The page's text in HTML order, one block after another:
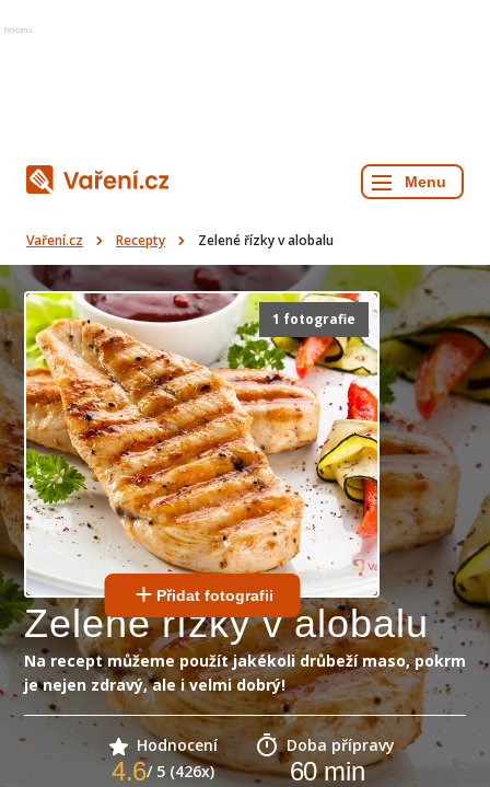
Reklama
Vaření.cz Recepty Zelené řízky v alobalu
1 fotografie
Přidat fotografii
Zelené řízky v alobalu
Na recept můžeme použít jakékoli drůbeží maso, pokrm
je nejen zdravý, ale i velmi dobrý!
Hodnocení
4.6/ 5 (426x)
Doba přípravy
60min